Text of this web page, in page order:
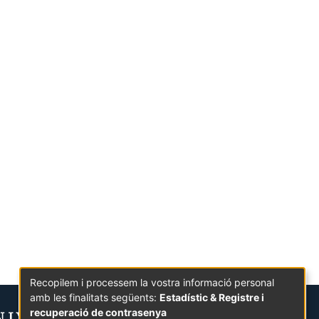
Recopilem i processem la vostra informació personal
amb les finalitats següents: Estadístic & Registre i
recuperació de contrasenya